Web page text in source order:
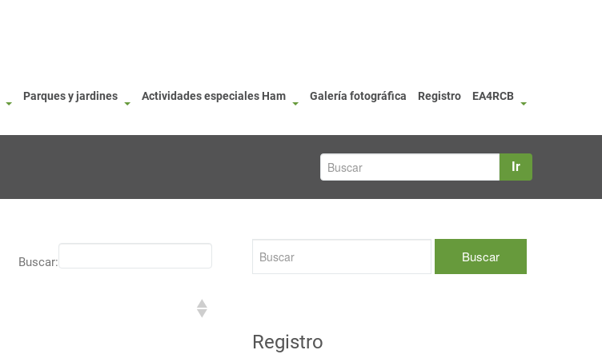
Parques y jardines Actividades especiales Ham Galería fotográfica Registro EA4RCB
Ir
Buscar:
Registro